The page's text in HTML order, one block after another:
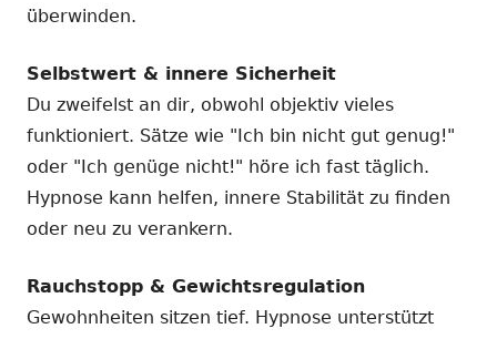
überwinden.
Selbstwert & innere Sicherheit
Du zweifelst an dir, obwohl objektiv vieles
funktioniert. Sätze wie "Ich bin nicht gut genug!"
oder "Ich genüge nicht!" höre ich fast täglich.
Hypnose kann helfen, innere Stabilität zu finden
oder neu zu verankern.
Rauchstopp & Gewichtsregulation
Gewohnheiten sitzen tief. Hypnose unterstützt